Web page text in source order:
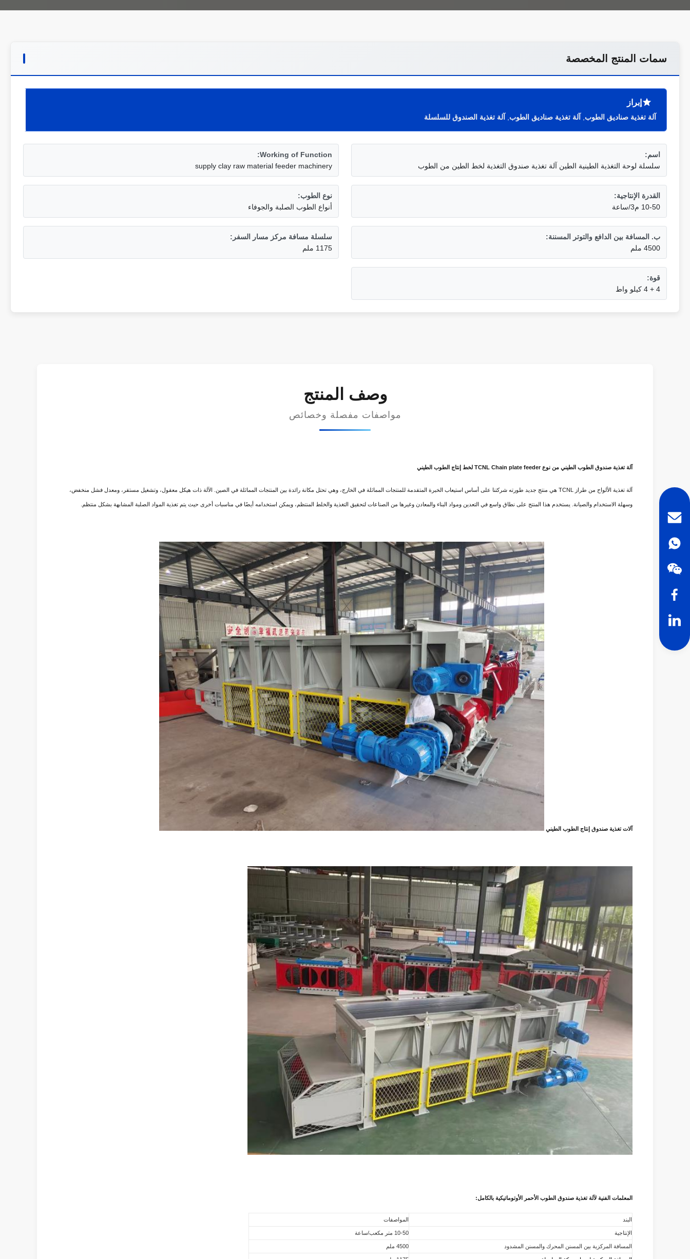
سمات المنتج المخصصة
إبراز
آلة تغذية صناديق الطوب آلة تغذية صناديق الطوب آلة تغذية الصندوق للسلسلة
اسم:
سلسلة لوحة التغذية الطينية الطين آلة تغذية صندوق التغذية لخط الطين من الطوب
Working of Function:
supply clay raw material feeder machinery
القدرة الإنتاجية:
10-50 م3/ساعة
نوع الطوب:
أنواع الطوب الصلبة والجوفاء
ب. المسافة بين الدافع والتوتر المسننة:
4500 ملم
سلسلة مسافة مركز مسار السفر:
1175 ملم
قوة:
4 + 4 كيلو واط
وصف المنتج
مواصفات مفصلة وخصائص
آلة تغذية صندوق الطوب الطيني من نوع TCNL Chain plate feeder لخط إنتاج الطوب الطيني
آلة تغذية الألواح من طراز TCNL هي منتج جديد طورته شركتنا على أساس استيعاب الخبرة المتقدمة للمنتجات المماثلة في الخارج، وهي تحتل مكانة رائدة بين المنتجات المماثلة في الصين. الآلة ذات هيكل معقول، وتشغيل مستقر، ومعدل فشل منخفض،
وسهلة الاستخدام والصيانة. يستخدم هذا المنتج على نطاق واسع في التعدين ومواد البناء والمعادن وغيرها من الصناعات لتحقيق التغذية والخلط المنتظم، ويمكن استخدامه أيضًا في مناسبات أخرى حيث يتم تغذية المواد الصلبة المشابهة بشكل منتظم.
آلات تغذية صندوق إنتاج الطوب الطيني
المعلمات الفنية لآلة تغذية صندوق الطوب الأحمر الأوتوماتيكية بالكامل:
البند المواصفات
الإنتاجية 10-50 متر مكعب/ساعة
المسافة المركزية بين المسنن المحرك والمسنن المشدود 4500 ملم